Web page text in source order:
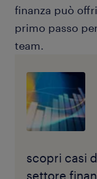
finanza può
primo passo
team.
scopri casi
settore